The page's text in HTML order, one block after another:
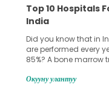
Top 10 Hospitals
India
Did you know that in
are performed every
85%? A bone
make all the
Окууну улантуу